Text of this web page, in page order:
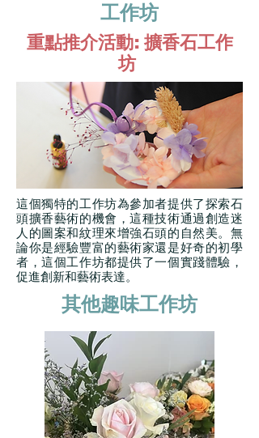
工作坊
重點推介活動: 擴香石工作
坊
這個獨特的工作坊為參加者提供了探索石
頭擴香藝術的機會，這種技術通過創造迷
人的圖案和紋理來增強石頭的自然美。無
論你是經驗豐富的藝術家還是好奇的初學
者，這個工作坊都提供了一個實踐體驗，
促進創新和藝術表達。
其他趣味工作坊